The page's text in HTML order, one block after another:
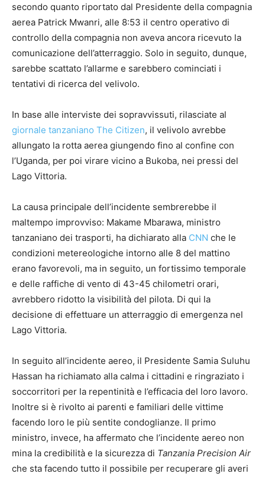
secondo quanto riportato dal Presidente della compagnia
aerea Patrick Mwanri, alle 8:53 il centro operativo di
controllo della compagnia non aveva ancora ricevuto la
comunicazione dell’atterraggio. Solo in seguito, dunque,
sarebbe scattato l’allarme e sarebbero cominciati i
tentativi di ricerca del velivolo.
In base alle interviste dei sopravvissuti, rilasciate al
giornale tanzaniano The Citizen, il velivolo avrebbe
allungato la rotta aerea giungendo fino al confine con
l’Uganda, per poi virare vicino a Bukoba, nei pressi del
Lago Vittoria.
La causa principale dell’incidente sembrerebbe il
maltempo improvviso: Makame Mbarawa, ministro
tanzaniano dei trasporti, ha dichiarato alla CNN che le
condizioni metereologiche intorno alle 8 del mattino
erano favorevoli, ma in seguito, un fortissimo temporale
e delle raffiche di vento di 43-45 chilometri orari,
avrebbero ridotto la visibilità del pilota. Di qui la
decisione di effettuare un atterraggio di emergenza nel
Lago Vittoria.
In seguito all’incidente aereo, il Presidente Samia Suluhu
Hassan ha richiamato alla calma i cittadini e ringraziato i
soccorritori per la repentinità e l’efficacia del loro lavoro.
Inoltre si è rivolto ai parenti e familiari delle vittime
facendo loro le più sentite condoglianze. Il primo
ministro, invece, ha affermato che l’incidente aereo non
mina la credibilità e la sicurezza di Tanzania Precision Air
che sta facendo tutto il possibile per recuperare gli averi